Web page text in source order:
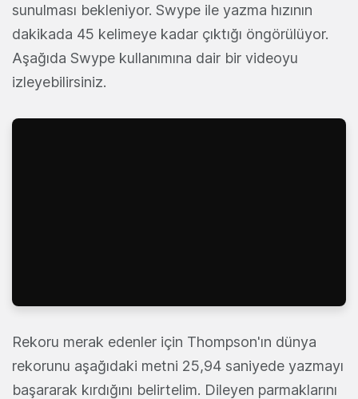
sunulması bekleniyor. Swype ile yazma hızının
dakikada 45 kelimeye kadar çıktığı öngörülüyor.
Aşağıda Swype kullanımına dair bir videoyu
izleyebilirsiniz.
Rekoru merak edenler için Thompson'ın dünya
rekorunu aşağıdaki metni 25,94 saniyede yazmayı
başararak kırdığını belirtelim. Dileyen parmaklarını